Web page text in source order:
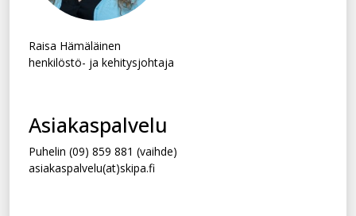
Raisa Hämäläinen
henkilöstö- ja kehitysjohtaja
Asiakaspalvelu
Puhelin (09) 859 881 (vaihde)
asiakaspalvelu(at)skipa.fi